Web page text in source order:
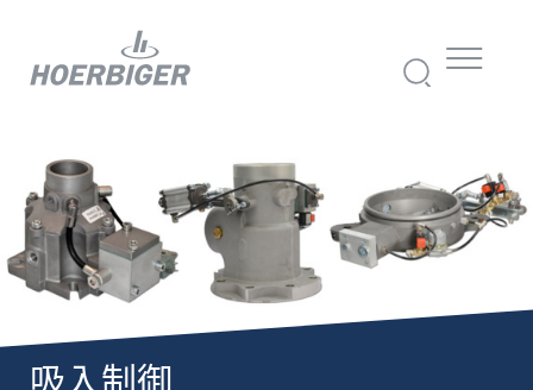
吸入制御